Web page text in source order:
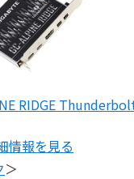
RIDGE
情報を見る
＞